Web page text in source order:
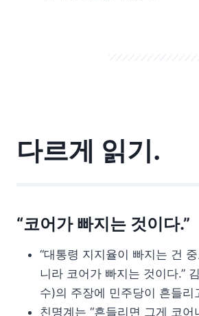
다르게 읽기.
“코어가 빠지는 것이다.”
“대통령 지지율이 빠지는 건
니라 코어가 빠지는 것이다.”
수)의 주장에 민주당이 흔들리
친명계는 “흔들리면 그게 코어